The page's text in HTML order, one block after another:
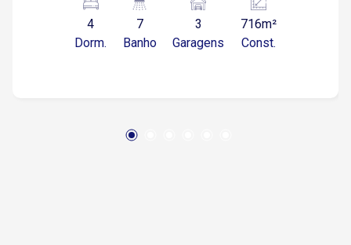
superior : Salão amplo , sendo opcional para
Varanda na lateral , com vagas para três carros
4
Dorm.
7
Banho
3
Garagens
716m²
Const.